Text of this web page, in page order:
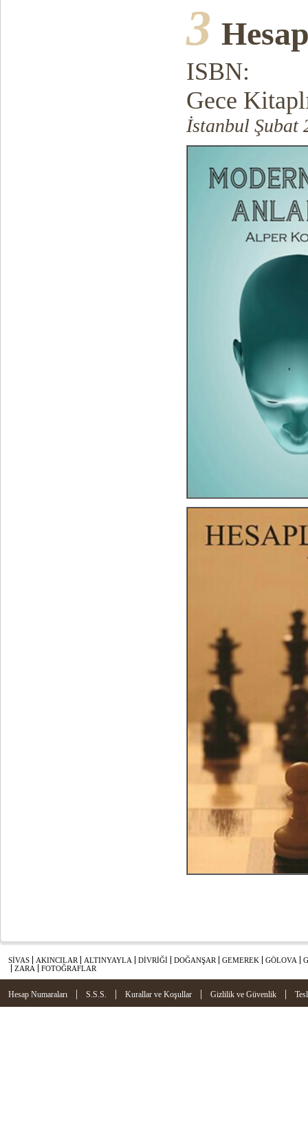
3
ISBN:
Gece
İstanbul Şubat
SİVAS AKINCILAR ALTINYAYLA DİVRİĞİ DOĞANŞAR GEMEREK GÖLOVA
ZARA
FOTOĞRAFLAR
Hesap Numaraları | S.S.S. | Kurallar ve Koşullar | Gizlilik ve Güvenlik |